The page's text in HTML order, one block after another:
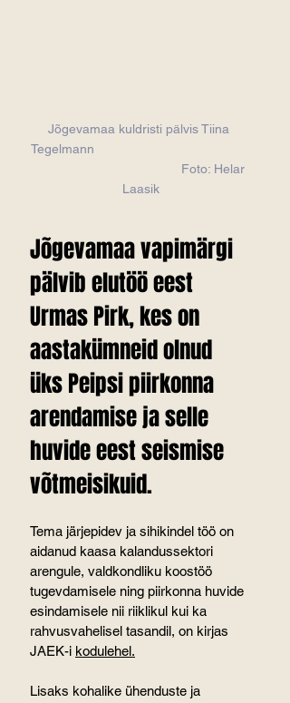
Jõgevamaa kuldristi pälvis Tiina
Tegelmann
                                         Foto: Helar
Laasik
Jõgevamaa vapimärgi
pälvib elutöö eest
Urmas Pirk, kes on
aastakümneid olnud
üks Peipsi piirkonna
arendamise ja selle
huvide eest seismise
võtmeisikuid.
Tema järjepidev ja sihikindel töö on
aidanud kaasa kalandussektori
arengule, valdkondliku koostöö
tugevdamisele ning piirkonna huvide
esindamisele nii riiklikul kui ka
rahvusvahelisel tasandil, on kirjas
JAEK-i kodulehel.
Lisaks kohalike ühenduste ja